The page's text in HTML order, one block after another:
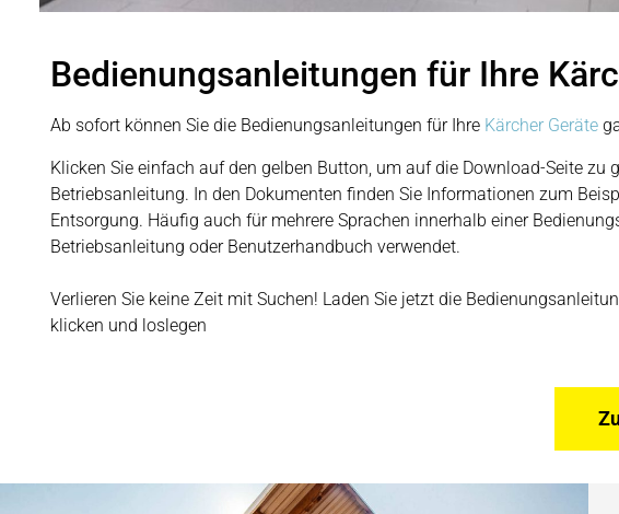
Bedienungsanleitungen für Ihre
Ab sofort können Sie die Bedienungsanleitungen für Ihre Kärcher Geräte
Klicken Sie einfach auf den gelben Button, um auf die Download-Seite
Betriebsanleitung. In den Dokumenten finden Sie Informationen zum
Entsorgung. Häufig auch für mehrere Sprachen innerhalb einer
Betriebsanleitung oder Benutzerhandbuch verwendet.
Verlieren Sie keine Zeit mit Suchen! Laden Sie jetzt die
klicken und loslegen